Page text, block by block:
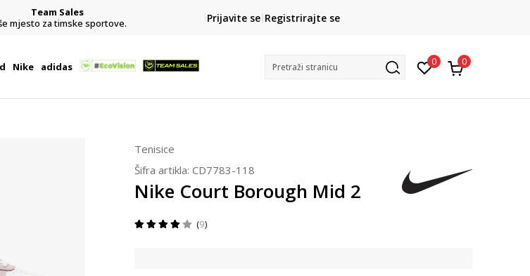
Team Sales
mjesto za timske sportove.
CLICK& COLLECT
besplatno preuzimanje u trgovini
Prijavite se Registrirajte se
Nike adidas Pretraži stranicu 0 0
Tenisice
Šifra artikla: CD7783-118
Nike Court Borough Mid 2
9